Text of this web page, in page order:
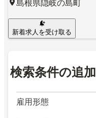
島根県隠岐の島町
新着求人を受け取る
検索条件の追加
雇用形態